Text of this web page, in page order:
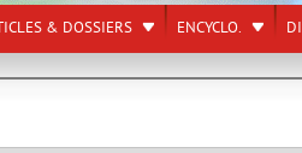
& DOSSIERS ENCYCLO.